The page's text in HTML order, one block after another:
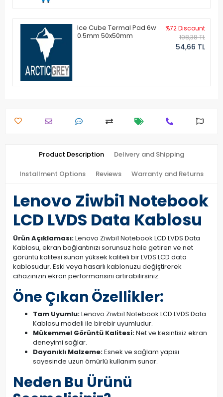
Ice Cube Termal Pad 6w
0.5mm 50x50mm
%72 Discount
198,38 TL
54,66 TL
Product Description Delivery and Shipping
Installment Options Reviews Warranty and Returns
Lenovo Ziwbi1 Notebook
LCD LVDS Data Kablosu
Ürün Açıklaması:Lenovo Ziwbi1 Notebook LCD LVDS Data
Kablosu, ekran bağlantınızı sorunsuz hale getiren ve net
görüntü kalitesi sunan yüksek kaliteli bir LVDS LCD data
kablosudur. Eski veya hasarlı kablonuzu değiştirerek
cihazınızın ekran performansını artırabilirsiniz.
Öne Çıkan Özellikler:
Tam Uyumlu:Lenovo Ziwbi1 Notebook LCD LVDS Data
Kablosu modeli ile birebir uyumludur.
Mükemmel Görüntü Kalitesi:Net ve kesintisiz ekran
deneyimi sağlar.
Dayanıklı Malzeme:Esnek ve sağlam yapısı
sayesinde uzun ömürlü kullanım sunar.
Neden Bu Ürünü